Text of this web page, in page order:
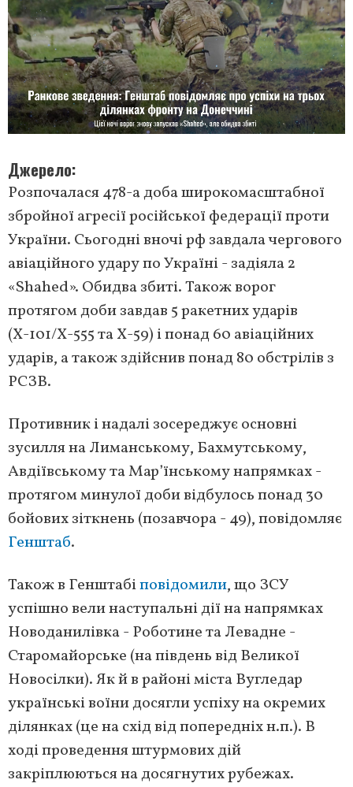
Джерело
Розпочалася 478-а доба широкомасштабної
збройної агресії російської федерації проти
України. Сьогодні вночі рф завдала чергового
авіаційного удару по Україні - задіяла 2
«Shahed». Обидва збиті. Також ворог
протягом доби завдав 5 ракетних ударів
(Х-101/Х-555 та Х-59) і понад 60 авіаційних
ударів, а також здійснив понад 80 обстрілів з
РСЗВ.
Противник і надалі зосереджує основні
зусилля на Лиманському, Бахмутському,
Авдіївському та Мар’їнському напрямках -
протягом минулої доби відбулось понад 30
бойових зіткнень (позавчора - 49), повідомляє
Генштаб.
Також в Генштабіповідомили, що ЗСУ
успішно вели наступальні дії на напрямках
Новоданилівка - Роботине та Левадне -
Старомайорське (на південь від Великої
Новосілки). Як й в районі міста Вугледар
українські воїни досягли успіху на окремих
ділянках (це на схід від попередніх н.п.). В
ході проведення штурмових дій
закріплюються на досягнутих рубежах.